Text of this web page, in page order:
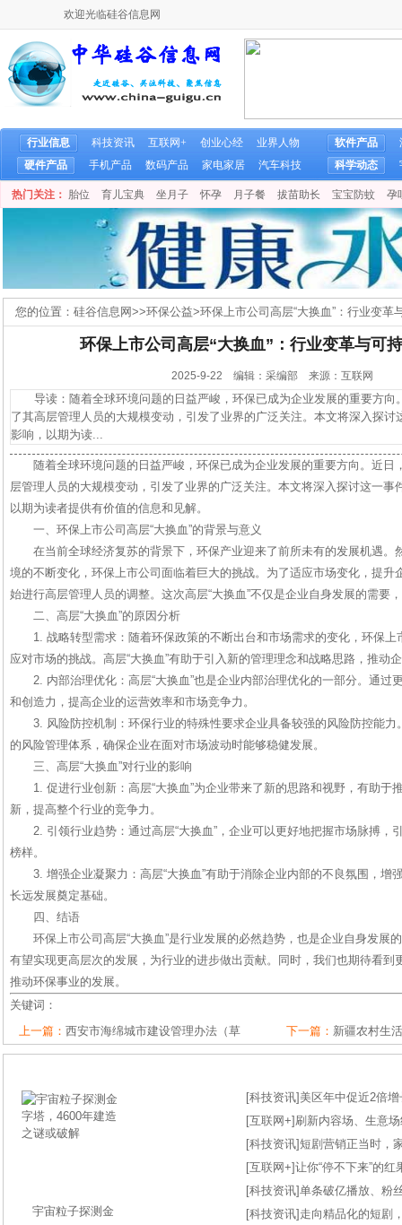
欢迎光临硅谷信息网
行业信息 科技资讯 互联网+ 创业心经
业界人物
硬件产品
手机产品 数码产品 家电家居 汽车科技
软件产品
科学动态
热门关注： 胎位 育儿宝典 坐月子 怀孕 月子餐 拔苗助长 宝宝防蚊 孕
您的位置： 硅谷信息网>>环保公益>环保上市公司高层“大换血”：行业变革
环保上市公司高层“大换血”：行业变革与可
2025-9-22 编辑：采编部 来源：互联网
导读：随着全球环境问题的日益严峻，环保已成为企业发展的重要方向
了其高层管理人员的大规模变动，引发了业界的广泛关注。本文将深入探
影响，以期为读...
随着全球环境问题的日益严峻，环保已成为企业发展的重要方向。近日
层管理人员的大规模变动，引发了业界的广泛关注。本文将深入探讨这一事
以期为读者提供有价值的信息和见解。
一、环保上市公司高层“大换血”的背景与意义
在当前全球经济复苏的背景下，环保产业迎来了前所未有的发展机遇。
境的不断变化，环保上市公司面临着巨大的挑战。为了适应市场变化，提升
始进行高层管理人员的调整。这次高层“大换血”不仅是企业自身发展的需要
二、高层“大换血”的原因分析
1. 战略转型需求：随着环保政策的不断出台和市场需求的变化，环保
应对市场的挑战。高层“大换血”有助于引入新的管理理念和战略思路，推动
2. 内部治理优化：高层“大换血”也是企业内部治理优化的一部分。通过
和创造力，提高企业的运营效率和市场竞争力。
3. 风险防控机制：环保行业的特殊性要求企业具备较强的风险防控能力
的风险管理体系，确保企业在面对市场波动时能够稳健发展。
三、高层“大换血”对行业的影响
1. 促进行业创新：高层“大换血”为企业带来了新的思路和视野，有助于
新，提高整个行业的竞争力。
2. 引领行业趋势：通过高层“大换血”，企业可以更好地把握市场脉搏，
榜样。
3. 增强企业凝聚力：高层“大换血”有助于消除企业内部的不良氛围，增
长远发展奠定基础。
四、结语
环保上市公司高层“大换血”是行业发展的必然趋势，也是企业自身发展
有望实现更高层次的发展，为行业的进步做出贡献。同时，我们也期待看到
推动环保事业的发展。
关键词：
上一篇： 西安市海绵城市建设管理办法（草 下一篇： 新疆农村生
宇宙粒子探测金
[科技资讯] 美区年中促近2倍
[互联网+] 刷新内容场、生意
[科技资讯]短剧营销正当时，
[互联网+]让你“停不下来”的
[科技资讯]单条破亿播放、粉
[科技资讯] 走向精品化的短剧